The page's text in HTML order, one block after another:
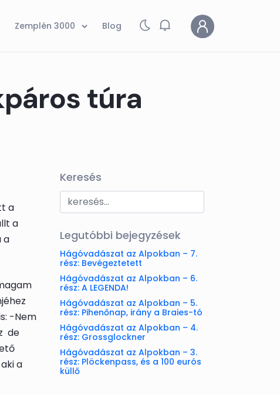
Zemplén 3000 Blog
túra
a
a
a
-Nem
de
a
Keresés
Legutóbbi bejegyzések
Hágóvadászat az Alpokban – 7.
rész: Bevégeztetett
Hágóvadászat az Alpokban – 6.
rész: A LEGENDA!
Hágóvadászat az Alpokban – 5.
rész: Pihenőnap, irány a Braies-tó
Hágóvadászat az Alpokban – 4.
rész: Grossglockner
Hágóvadászat az Alpokban – 3.
rész: Plöckenpass, és a 100 eurós
küllő